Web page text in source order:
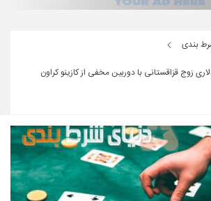
بندی
١/١٨ ميليون دلارى زوج قزاقستانى با دوربين مخفى از كازينو كراون